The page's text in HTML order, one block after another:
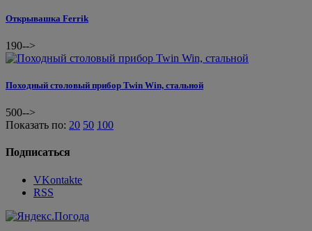
Открывашка Ferrik
190-->
Походный столовый прибор Twin Win, стальной
500-->
Показать по: 20 50 100
Подписаться
VKontakte
RSS